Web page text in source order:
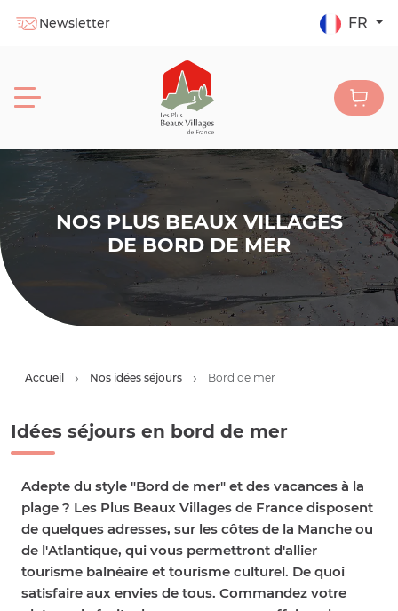
Newsletter FR
NOS PLUS BEAUX VILLAGES
DE BORD DE MER
Accueil Nos idées séjours Bord de mer
Idées séjours en bord de mer
Adepte du style "Bord de mer" et des vacances à la
plage ? Les Plus Beaux Villages de France disposent
de quelques adresses, sur les côtes de la Manche ou
de l'Atlantique, qui vous permettront d'allier
tourisme balnéaire et tourisme culturel. De quoi
satisfaire aux envies de tous. Commandez votre